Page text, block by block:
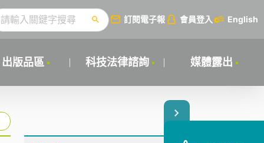
訂閱電子報 會員登入 English
出版品區 科技法律諮詢 媒體露出